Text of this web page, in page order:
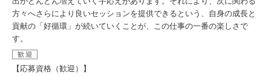
方々へさらにより良いセッションを提供できるという、自身の成長と
貢献の「好循環」が続いていくことが、この仕事の一番の楽しさで
す。
歓迎
【応募資格（歓迎）】